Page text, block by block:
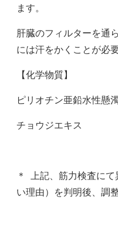
ます。
肝臓のフィルターを通
には汗をかくことが必
【化学物質】
ピリオチン亜鉛水性懸
チョウジエキス
＊ 上記、筋力検査に
い理由）を判明後、調